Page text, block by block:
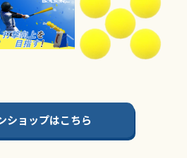
ショップはこちら